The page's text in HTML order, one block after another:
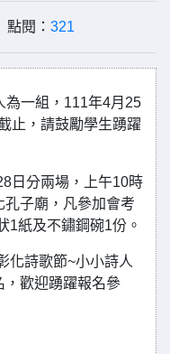
閱： 321
為一組，111年4月25
止，請鼓勵學生踴躍
日分兩場，上午10時
子廟，凡參加會考
1紙及不鏽鋼碗1份。
化詩歌節~小小詩人
，歡迎踴躍報名參